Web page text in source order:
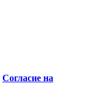
Согласие на